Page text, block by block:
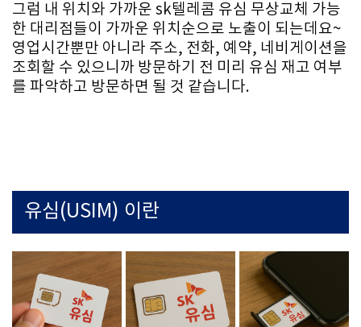
그럼 내 위치와 가까운 sk텔레콤 유심 무상교체 가능
한 대리점들이 가까운 위치순으로 노출이 되는데요~
영업시간뿐만 아니라 주소, 전화, 예약, 네비게이션을
조회할 수 있으니까 방문하기 전 미리 유심 재고 여부
를 파악하고 방문하면 될 것 같습니다.
유심(USIM) 이란